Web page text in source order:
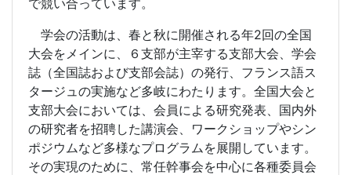
学会の活動は、春と秋に開催される年2回の全国
大会をメインに、６支部が主宰する支部大会、学会
誌（全国誌および支部会誌）の発行、フランス語ス
タージュの実施など多岐にわたります。全国大会と
支部大会においては、会員による研究発表、国内外
の研究者を招聘した講演会、ワークショップやシン
ポジウムなど多様なプログラムを展開しています。
その実現のために、常任幹事会を中心に各種委員会